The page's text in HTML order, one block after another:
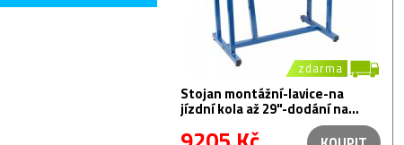
zdarma
Stojan montážní-lavice-na
jízdní kola až 29"-dodání na
dotaz